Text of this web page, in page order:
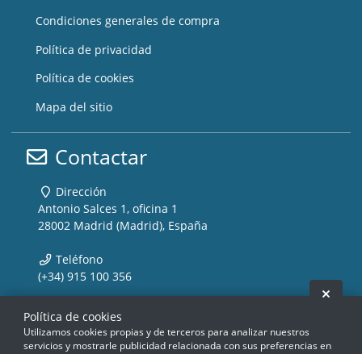
Condiciones generales de compra
Política de privacidad
Política de cookies
Mapa del sitio
Contactar
Dirección
Antonio Salces 1, oficina 1
28002 Madrid (Madrid), España
Teléfono
(+34) 915 100 356
Email
info@storemusic-live.com
Política de cookies
Utilizamos cookies propias y de terceros para analizar nuestros
servicios y mostrarle publicidad relacionada con sus preferencias en